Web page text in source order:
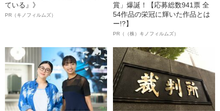
ている』》
PR（キノフィルムズ）
賞」爆誕！【応募総数941票 全
54作品の栄冠に輝いた作品とは
ー!?】
PR（（株）キノフィルムズ）